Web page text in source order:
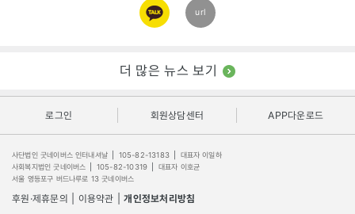
카카오
링크
url
더 많은 뉴스 보기
로그인 회원상담센터 APP다운로드
사단법인 굿네이버스 인터내셔날 105-82-13183
대표자 이일하
사회복지법인 굿네이버스
105-82-10319
대표자 이호균
서울 영등포구 버드나루로 13 굿네이버스
후원·제휴문의 이용약관 개인정보처리방침